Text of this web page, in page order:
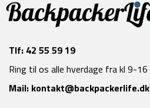
Tlf: 42 55 59 19
Ring til os alle hverdage fra kl 9-16
Mail: kontakt@backpackerlife.dk